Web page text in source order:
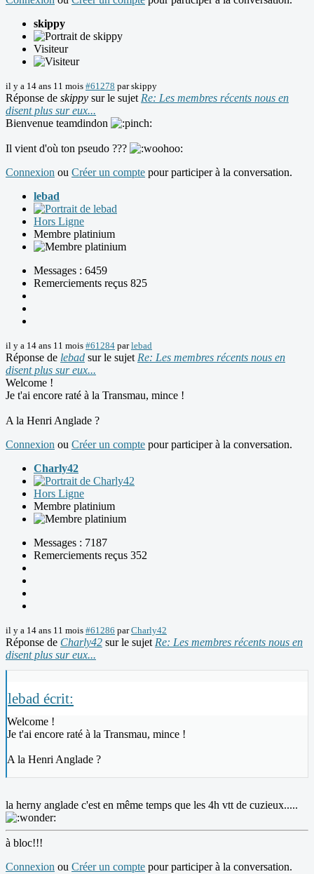
skippy
Visiteur
il y a 14 ans 11 mois #61278 parskippy
Réponse de skippy sur le sujetRe: Les membres récents nous en
disent plus sur eux...
Bienvenue teamdindon
Il vient d'où ton pseudo ???
Connexion ou Créer un compte pour participer à la conversation.
lebad
Hors Ligne
Membre platinium
Messages : 6459
Remerciements reçus 825
il y a 14 ans 11 mois #61284 parlebad
Réponse de lebad sur le sujetRe: Les membres récents nous en
disent plus sur eux...
Welcome !
Je t'ai encore raté à la Transmau, mince !
A la Henri Anglade ?
Connexion ou Créer un compte pour participer à la conversation.
Charly42
Hors Ligne
Membre platinium
Messages : 7187
Remerciements reçus 352
il y a 14 ans 11 mois #61286 parCharly42
Réponse de Charly42 sur le sujetRe: Les membres récents nous en
disent plus sur eux...
lebad écrit:
Welcome !
Je t'ai encore raté à la Transmau, mince !
A la Henri Anglade ?
la herny anglade c'est en même temps que les 4h vtt de cuzieux.....
à bloc!!!
Connexion ou Créer un compte pour participer à la conversation.